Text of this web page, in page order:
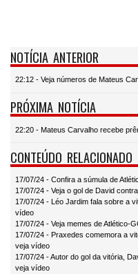
NOTÍCIA ANTERIOR
22:12 - Veja números de Mateus
PRÓXIMA NOTÍCIA
22:20 - Mateus Carvalho recebe
CONTEÚDO RELACIONADO
17/07/24 - Confira a súmula de
17/07/24 - Veja o gol de David
17/07/24 - Léo Jardim fala sobre a
vídeo
17/07/24 - Veja memes de Atlético-
17/07/24 - Praxedes comemora a
veja vídeo
17/07/24 - Autor do gol da vitória,
veja vídeo